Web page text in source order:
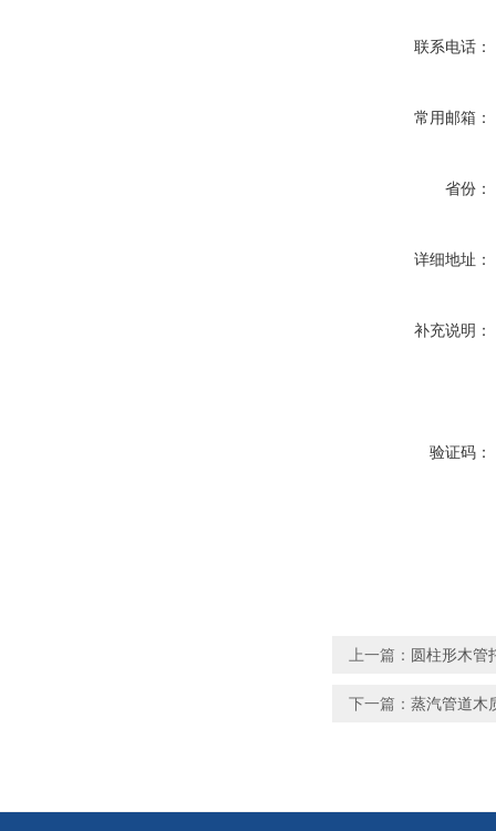
联系电话：
常用邮箱：
省份：
详细地址：
补充说明：
验证码：
上一篇： 圆柱形木管
下一篇： 蒸汽管道木